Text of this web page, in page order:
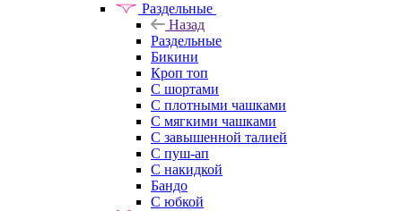
Раздельные
Назад
Раздельные
Бикини
Кроп топ
С шортами
С плотными чашками
С мягкими чашками
С завышенной талией
С пуш-ап
С накидкой
Бандо
С юбкой